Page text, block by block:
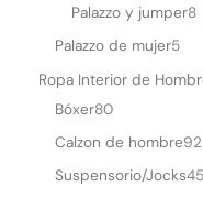
Palazzo y jumper8
Palazzo de mujer5
Ropa Interior de
Bóxer80
Calzon de hombre92
Suspensorio/Jocks45